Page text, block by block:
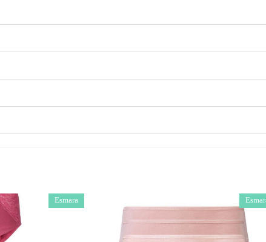
Esmara